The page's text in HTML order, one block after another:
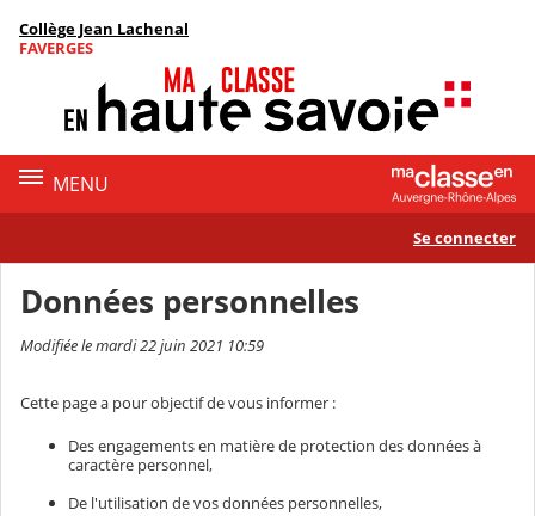
Contenu
Collège Jean Lachenal
FAVERGES
MENU
Se connecter
Données personnelles
Modifiée le mardi 22 juin 2021 10:59
Cette page a pour objectif de vous informer :
Des engagements en matière de protection des données à
caractère personnel,
De l'utilisation de vos données personnelles,